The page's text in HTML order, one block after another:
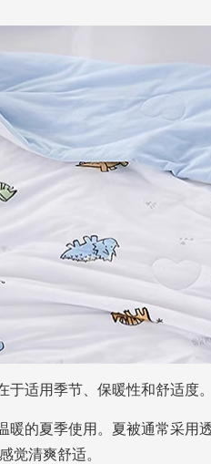
适用季节、保暖性和舒适度。
暖的夏季使用。夏被通常采用
觉清爽舒适。